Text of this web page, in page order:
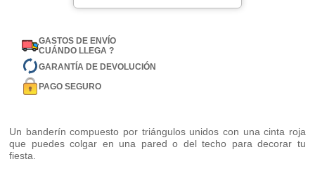
GASTOS DE ENVÍO
CUÁNDO LLEGA ?
GARANTÍA DE DEVOLUCIÓN
PAGO SEGURO
Un banderín compuesto por triángulos unidos con una cinta roja
que puedes colgar en una pared o del techo para decorar tu
fiesta.